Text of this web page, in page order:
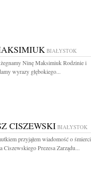
BIAŁYSTOK
Ninę Maksimiuk Rodzinie i
wyrazy głębokiego...
CISZEWSKIBIAŁYSTOK
przyjąłem wiadomość o śmierci
Ciszewskiego Prezesa Zarządu...